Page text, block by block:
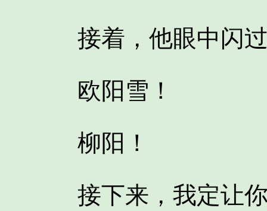
接着，他眼中闪
欧阳雪！
柳阳！
接下来，我定让你